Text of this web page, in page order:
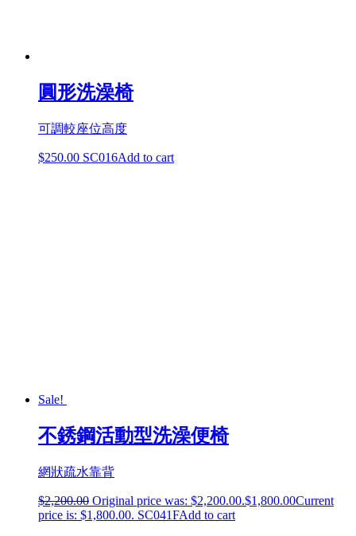
圓形洗澡椅
可調較座位高度
$250.00 SC016Add to cart
Sale!
不銹鋼活動型洗澡便椅
網狀疏水靠背
$2,200.00 Original price was: $2,200.00.$1,800.00Current
price is: $1,800.00. SC041FAdd to cart